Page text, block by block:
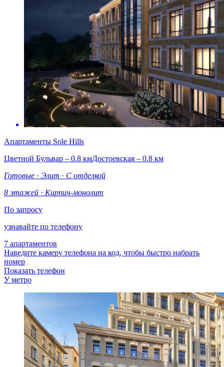
Апартаменты Sole Hills
Цветной Бульвар – 0.8 кмДостоевская – 0.8 км
Готовые · Элит · С отделкой
8 этажей · Кирпич-монолит
По запросу
узнавайте по телефону
7 апартаментов
Наведите камеру телефона на код, чтобы быстро набрать
номер
Показать телефон
У метро